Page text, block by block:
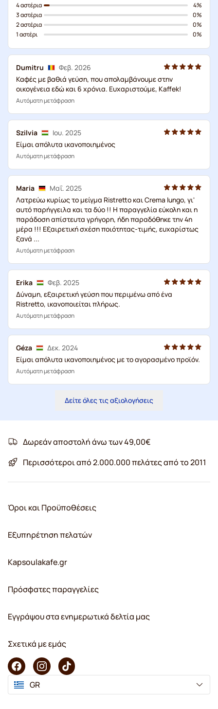
4 αστέρια
3 αστέρια
2 αστέρια
1 αστέρι
4%
0%
0%
0%
Dumitru
Φεβ. 2026
Καφές με βαθιά γεύση, που απολαμβάνουμε στην
οικογένεια εδώ και 6 χρόνια. Ευχαριστούμε, Kaffek!
Αυτόματη μετάφραση
Szilvia
Ιου. 2025
Είμαι απόλυτα ικανοποιημένος
Αυτόματη μετάφραση
Maria
Μαΐ. 2025
Λατρεύω κυρίως το μείγμα Ristretto και Crema lungo, γι'
αυτό παρήγγειλα και τα δύο !! Η παραγγελία εύκολη και η
παράδοση απίστευτα γρήγορη, ήδη παραδόθηκε την 4η
μέρα !!! Εξαιρετική σχέση ποιότητας-τιμής, ευχαρίστως
ξανά ...
Αυτόματη μετάφραση
Erika
Φεβ. 2025
Δύναμη, εξαιρετική γεύση που περιμένω από ένα
Ristretto, ικανοποιείται πλήρως.
Αυτόματη μετάφραση
Géza
Δεκ. 2024
Είμαι απόλυτα ικανοποιημένος με το αγορασμένο προϊόν.
Αυτόματη μετάφραση
Δείτε όλες τις αξιολογήσεις
Δωρεάν αποστολή άνω των 49,00€
Περισσότεροι από 2.000.000 πελάτες από το 2011
Όροι και Προϋποθέσεις
Εξυπηρέτηση πελατών
Kapsoulakafe.gr
Πρόσφατες παραγγελίες
Εγγράψου στα ενημερωτικά δελτία μας
Σχετικά με εμάς
GR